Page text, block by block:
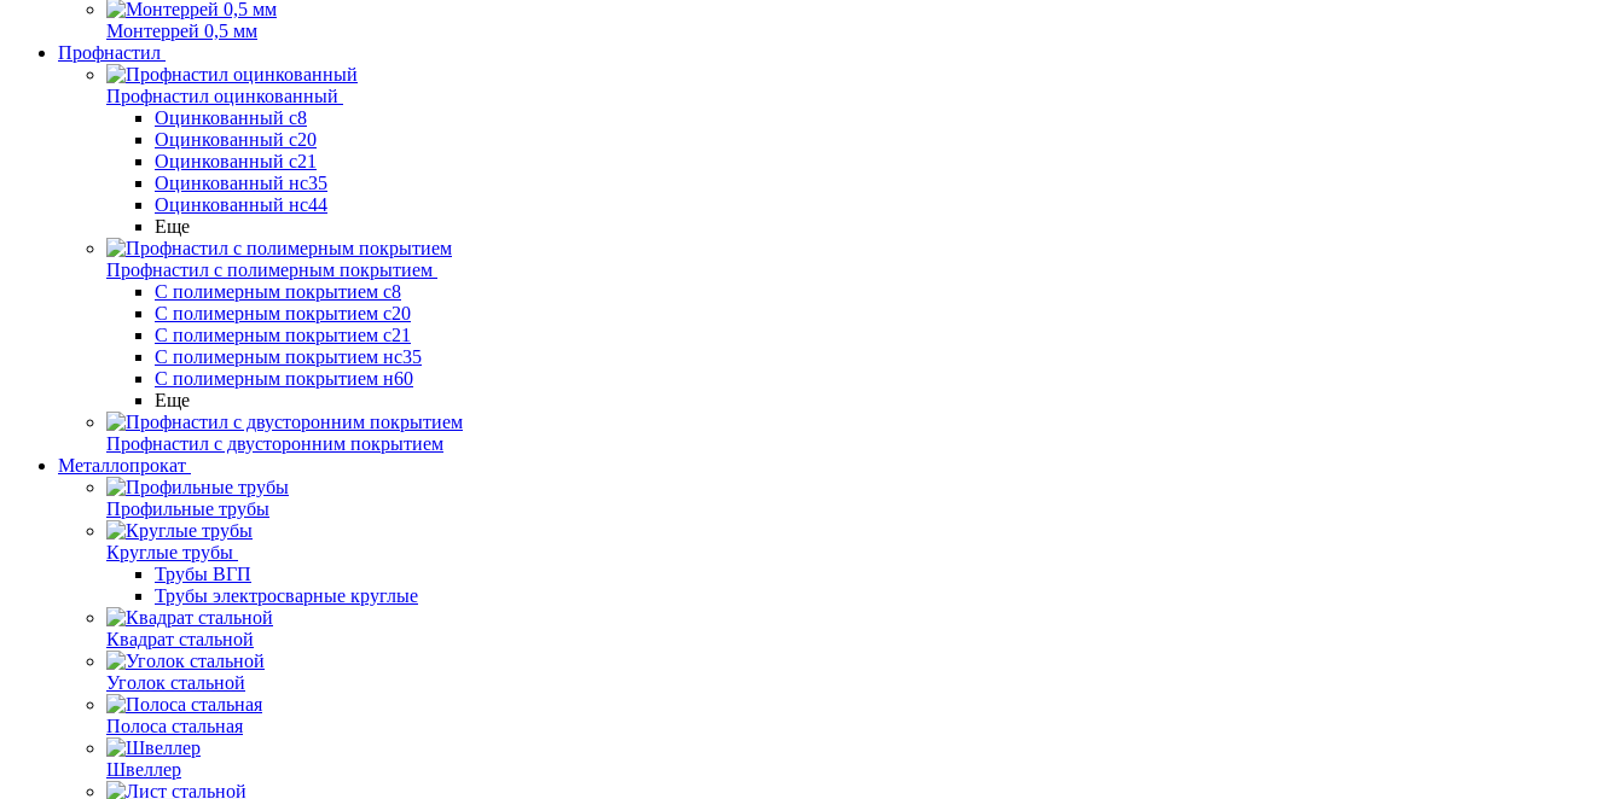
Монтеррей 0,5 мм
Профнастил
Профнастил оцинкованный
Оцинкованный с8
Оцинкованный с20
Оцинкованный с21
Оцинкованный нс35
Оцинкованный нс44
Еще
Профнастил с полимерным покрытием
С полимерным покрытием с8
С полимерным покрытием с20
С полимерным покрытием с21
С полимерным покрытием нс35
С полимерным покрытием н60
Еще
Профнастил с двусторонним покрытием
Металлопрокат
Профильные трубы
Круглые трубы
Трубы ВГП
Трубы электросварные круглые
Квадрат стальной
Уголок стальной
Полоса стальная
Швеллер